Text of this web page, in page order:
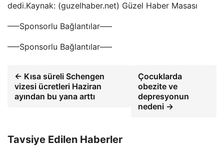
dedi.Kaynak: (guzelhaber.net) Güzel Haber Masası
—–Sponsorlu Bağlantılar—–
—–Sponsorlu Bağlantılar—–
← Kısa süreli Schengen
vizesi ücretleri Haziran
ayından bu yana arttı
Çocuklarda
obezite ve
depresyonun
nedeni →
Tavsiye Edilen Haberler